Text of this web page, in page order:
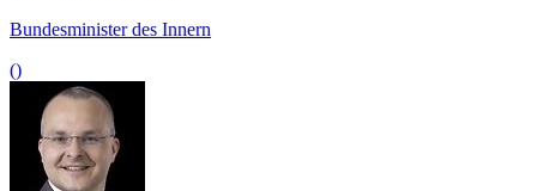
Bundesminister des Innern
()